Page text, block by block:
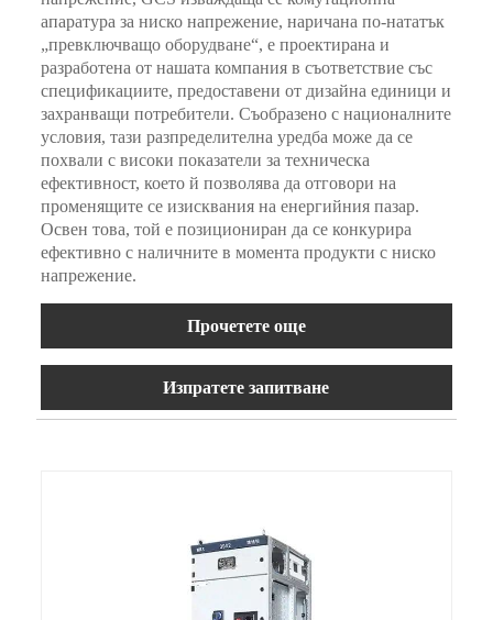
апаратура за ниско напрежение, наричана по-нататък
„превключващо оборудване“, е проектирана и
разработена от нашата компания в съответствие със
спецификациите, предоставени от дизайна единици и
захранващи потребители. Съобразено с националните
условия, тази разпределителна уредба може да се
похвали с високи показатели за техническа
ефективност, което й позволява да отговори на
променящите се изисквания на енергийния пазар.
Освен това, той е позициониран да се конкурира
ефективно с наличните в момента продукти с ниско
напрежение.
Прочетете още
Изпратете запитване